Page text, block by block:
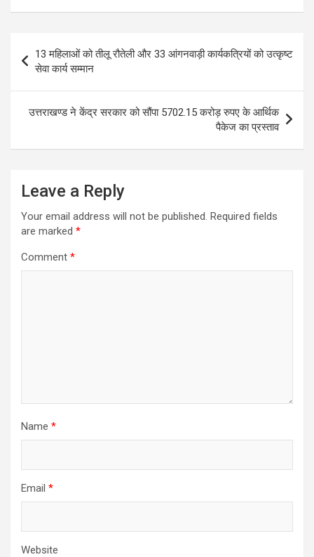
at
s
A
p
p
ce
b
o
o
k
e
gr
a
m
ail ar
navigation
13 महिलाओं को तीलू रौतेली और 33 आंगनवाड़ी कार्यकत्रियों को उत्कृष्ट
सेवा कार्य सम्मान
उत्तराखण्ड ने केंद्र सरकार को सौंपा 5702.15 करोड़ रुपए के आर्थिक
पैकेज का प्रस्ताव
Leave a Reply
Your email address will not be published. Required fields
are marked *
Comment *
Name *
Email *
Website